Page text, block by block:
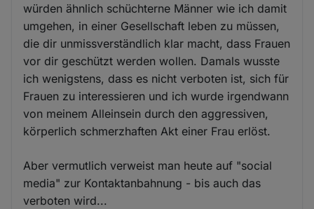
würden ähnlich schüchterne Männer wie ich damit
umgehen, in einer Gesellschaft leben zu müssen,
die dir unmissverständlich klar macht, dass Frauen
vor dir geschützt werden wollen. Damals wusste
ich wenigstens, dass es nicht verboten ist, sich für
Frauen zu interessieren und ich wurde irgendwann
von meinem Alleinsein durch den aggressiven,
körperlich schmerzhaften Akt einer Frau erlöst.
Aber vermutlich verweist man heute auf "social
media" zur Kontaktanbahnung - bis auch das
verboten wird...